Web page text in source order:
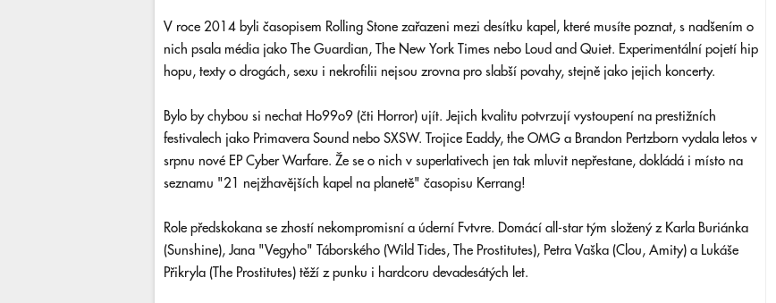
V roce 2014 byli časopisem Rolling Stone zařazeni mezi desítku kapel, které musíte poznat, s nadšením o
nich psala média jako The Guardian, The New York Times nebo Loud and Quiet. Experimentální pojetí hip
hopu, texty o drogách, sexu i nekrofilii nejsou zrovna pro slabší povahy, stejně jako jejich koncerty.
Bylo by chybou si nechat Ho99o9 (čti Horror) ujít. Jejich kvalitu potvrzují vystoupení na prestižních
festivalech jako Primavera Sound nebo SXSW. Trojice Eaddy, the OMG a Brandon Pertzborn vydala letos v
srpnu nové EP Cyber Warfare. Že se o nich v superlativech jen tak mluvit nepřestane, dokládá i místo na
seznamu "21 nejžhavějších kapel na planetě" časopisu Kerrang!
Role předskokana se zhostí nekompromisní a úderní Fvtvre. Domácí all-star tým složený z Karla Buriánka
(Sunshine), Jana "Vegyho" Táborského (Wild Tides, The Prostitutes), Petra Vaška (Clou, Amity) a Lukáše
Přikryla (The Prostitutes) těží z punku i hardcoru devadesátých let.